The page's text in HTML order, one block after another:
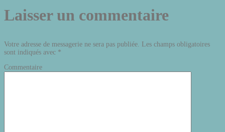
Laisser un commentaire
Votre adresse de messagerie ne sera pas publiée. Les champs obligatoires
sont indiqués avec *
Commentaire